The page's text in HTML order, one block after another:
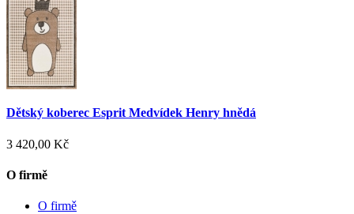
Dětský koberec Esprit Medvídek Henry hnědá
3 420,00 Kč
O firmě
O firmě